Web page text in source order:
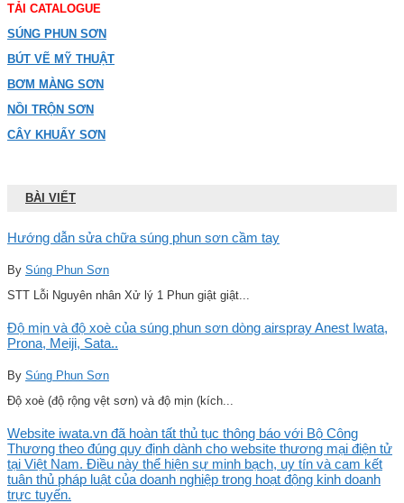
TẢI CATALOGUE
SÚNG PHUN SƠN
BÚT VẼ MỸ THUẬT
BƠM MÀNG SƠN
NỒI TRỘN SƠN
CÂY KHUẤY SƠN
BÀI VIẾT
Hướng dẫn sửa chữa súng phun sơn cầm tay
By Súng Phun Sơn
STT Lỗi Nguyên nhân Xử lý 1 Phun giật giật...
Độ mịn và độ xoè của súng phun sơn dòng airspray Anest Iwata,
Prona, Meiji, Sata..
By Súng Phun Sơn
Độ xoè (độ rộng vệt sơn) và độ mịn (kích...
Website iwata.vn đã hoàn tất thủ tục thông báo với Bộ Công
Thương theo đúng quy định dành cho website thương mại điện tử
tại Việt Nam. Điều này thể hiện sự minh bạch, uy tín và cam kết
tuân thủ pháp luật của doanh nghiệp trong hoạt động kinh doanh
trực tuyến.